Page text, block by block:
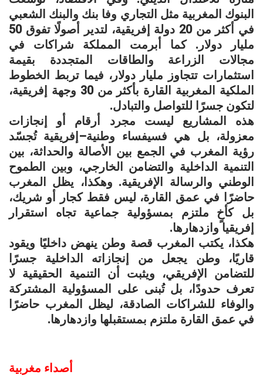
البنوك المغربية مثل التجاري وفا بنك والبنك الشعبي
في أكثر من 20 دولة إفريقية، لتدير أصولًا تفوق 50
مليار دولار. كما أبرمت المملكة شراكات في
مجالات الزراعة والطاقات المتجددة بقيمة
استثمارات تتجاوز مليار دولار، فيما تربط الخطوط
الملكية المغربية القارة بأكثر من 30 وجهة إفريقية،
لتكون جسرًا للتواصل والتبادل.
هذه المشاريع ليست مجرد أرقام أو إنجازات
معزولة، بل هي فسيفساء وطنية–إفريقية تُجسّد
رؤية المغرب في الجمع بين الأصالة والحداثة، بين
التنمية الداخلية والتضامن الخارجي، وبين الطموح
الوطني والرسالة الإفريقية. وهكذا، يظل المغرب
حاضرًا في عمق القارة، ليس فقط كجار أو شريك،
بل كأخٍ ملتزم بمسؤولية جماعية تجاه استقرار
إفريقيا وازدهارها.
هكذا، يكتب المغرب قصة وطن ينهض داخليًا ويقود
قاريًا، وطن يجعل من إنجازاته الداخلية جسرًا
للتضامن الإفريقي، ويثبت أن التنمية الحقيقية لا
تعرف حدودًا، بل تُبنى على المسؤولية المشتركة
والوفاء للشراكات الصادقة، ليظل المغرب حاضرًا
في عمق القارة ملتزم بمستقبلها وازدهارها.
أصداء مغربية